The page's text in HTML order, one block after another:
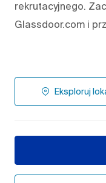
rekrutacyjnego.
Glassdoor.com i
Eksploruj